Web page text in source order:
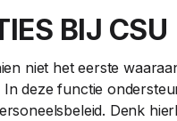
BIJ CSU
niet het eerste
In deze functie
Denk